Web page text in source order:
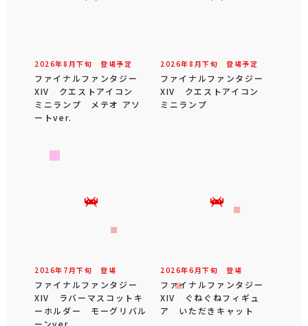
2026年8 月下旬 登場予定
ファイナルファンタジー
XIV クエストアイコン
ミニランプ メテオ アソ
ートver.
2026年8 月下旬 登場予定
ファイナルファンタジー
XIV クエストアイコン
ミニランプ
2026年 7 月下旬 登場
ファイナルファンタジー
XIV ラバーマスコットキ
ーホルダー モーグリバル
2026年6 月下旬 登場
ファイナルファンタジー
XIV ぐねぐねフィギュ
ア いただきキャット